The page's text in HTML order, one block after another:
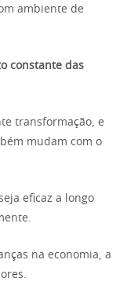
ambiente de
constante das
transformação, e
mudam com o
eficaz a longo
na economia, a